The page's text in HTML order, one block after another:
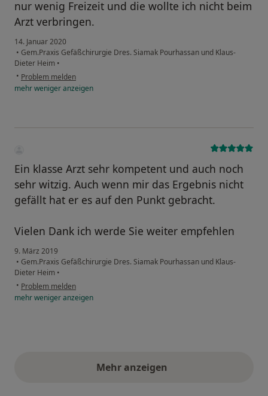
nur wenig Freizeit und die wollte ich nicht beim
Arzt verbringen.
14. Januar 2020
• Gem.Praxis Gefäßchirurgie Dres. Siamak Pourhassan und Klaus-
Dieter Heim •
• Problem melden
mehrwenigeranzeigen
Ein klasse Arzt sehr kompetent und auch noch
sehr witzig. Auch wenn mir das Ergebnis nicht
gefällt hat er es auf den Punkt gebracht.
Vielen Dank ich werde Sie weiter empfehlen
9. März 2019
• Gem.Praxis Gefäßchirurgie Dres. Siamak Pourhassan und Klaus-
Dieter Heim •
• Problem melden
mehrwenigeranzeigen
Mehr anzeigenobige Stellungnahmen